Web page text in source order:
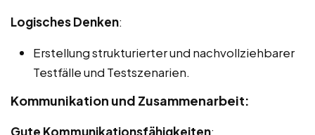
Logisches Denken:
Erstellung strukturierter und nachvollziehbarer
Testfälle und Testszenarien.
Kommunikation und Zusammenarbeit:
Gute Kommunikationsfähigkeiten: